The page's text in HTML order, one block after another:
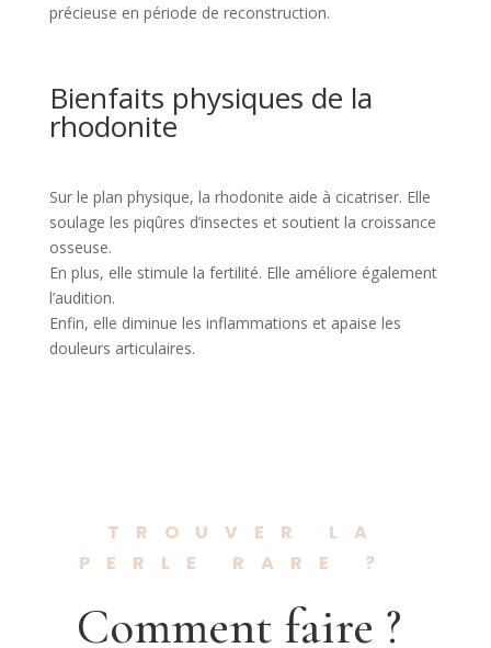
précieuse en période de reconstruction.
Bienfaits physiques de la
rhodonite
Sur le plan physique, la rhodonite aide à cicatriser. Elle
soulage les piqûres d’insectes et soutient la croissance
osseuse.
En plus, elle stimule la fertilité. Elle améliore également
l’audition.
Enfin, elle diminue les inflammations et apaise les
douleurs articulaires.
TROUVER LA
PERLE RARE ?
Comment faire ?